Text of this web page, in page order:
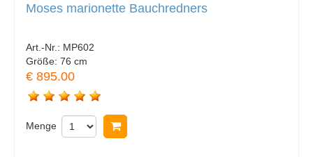
Moses marionette Bauchredners
Art.-Nr.: MP602
Größe: 76 cm
€ 895.00
Menge